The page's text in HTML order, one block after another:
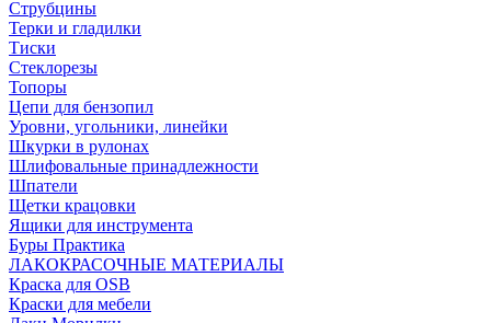
Струбцины
Терки и гладилки
Тиски
Стеклорезы
Топоры
Цепи для бензопил
Уровни, угольники, линейки
Шкурки в рулонах
Шлифовальные принадлежности
Шпатели
Щетки крацовки
Ящики для инструмента
Буры Практика
ЛАКОКРАСОЧНЫЕ МАТЕРИАЛЫ
Краска для OSB
Краски для мебели